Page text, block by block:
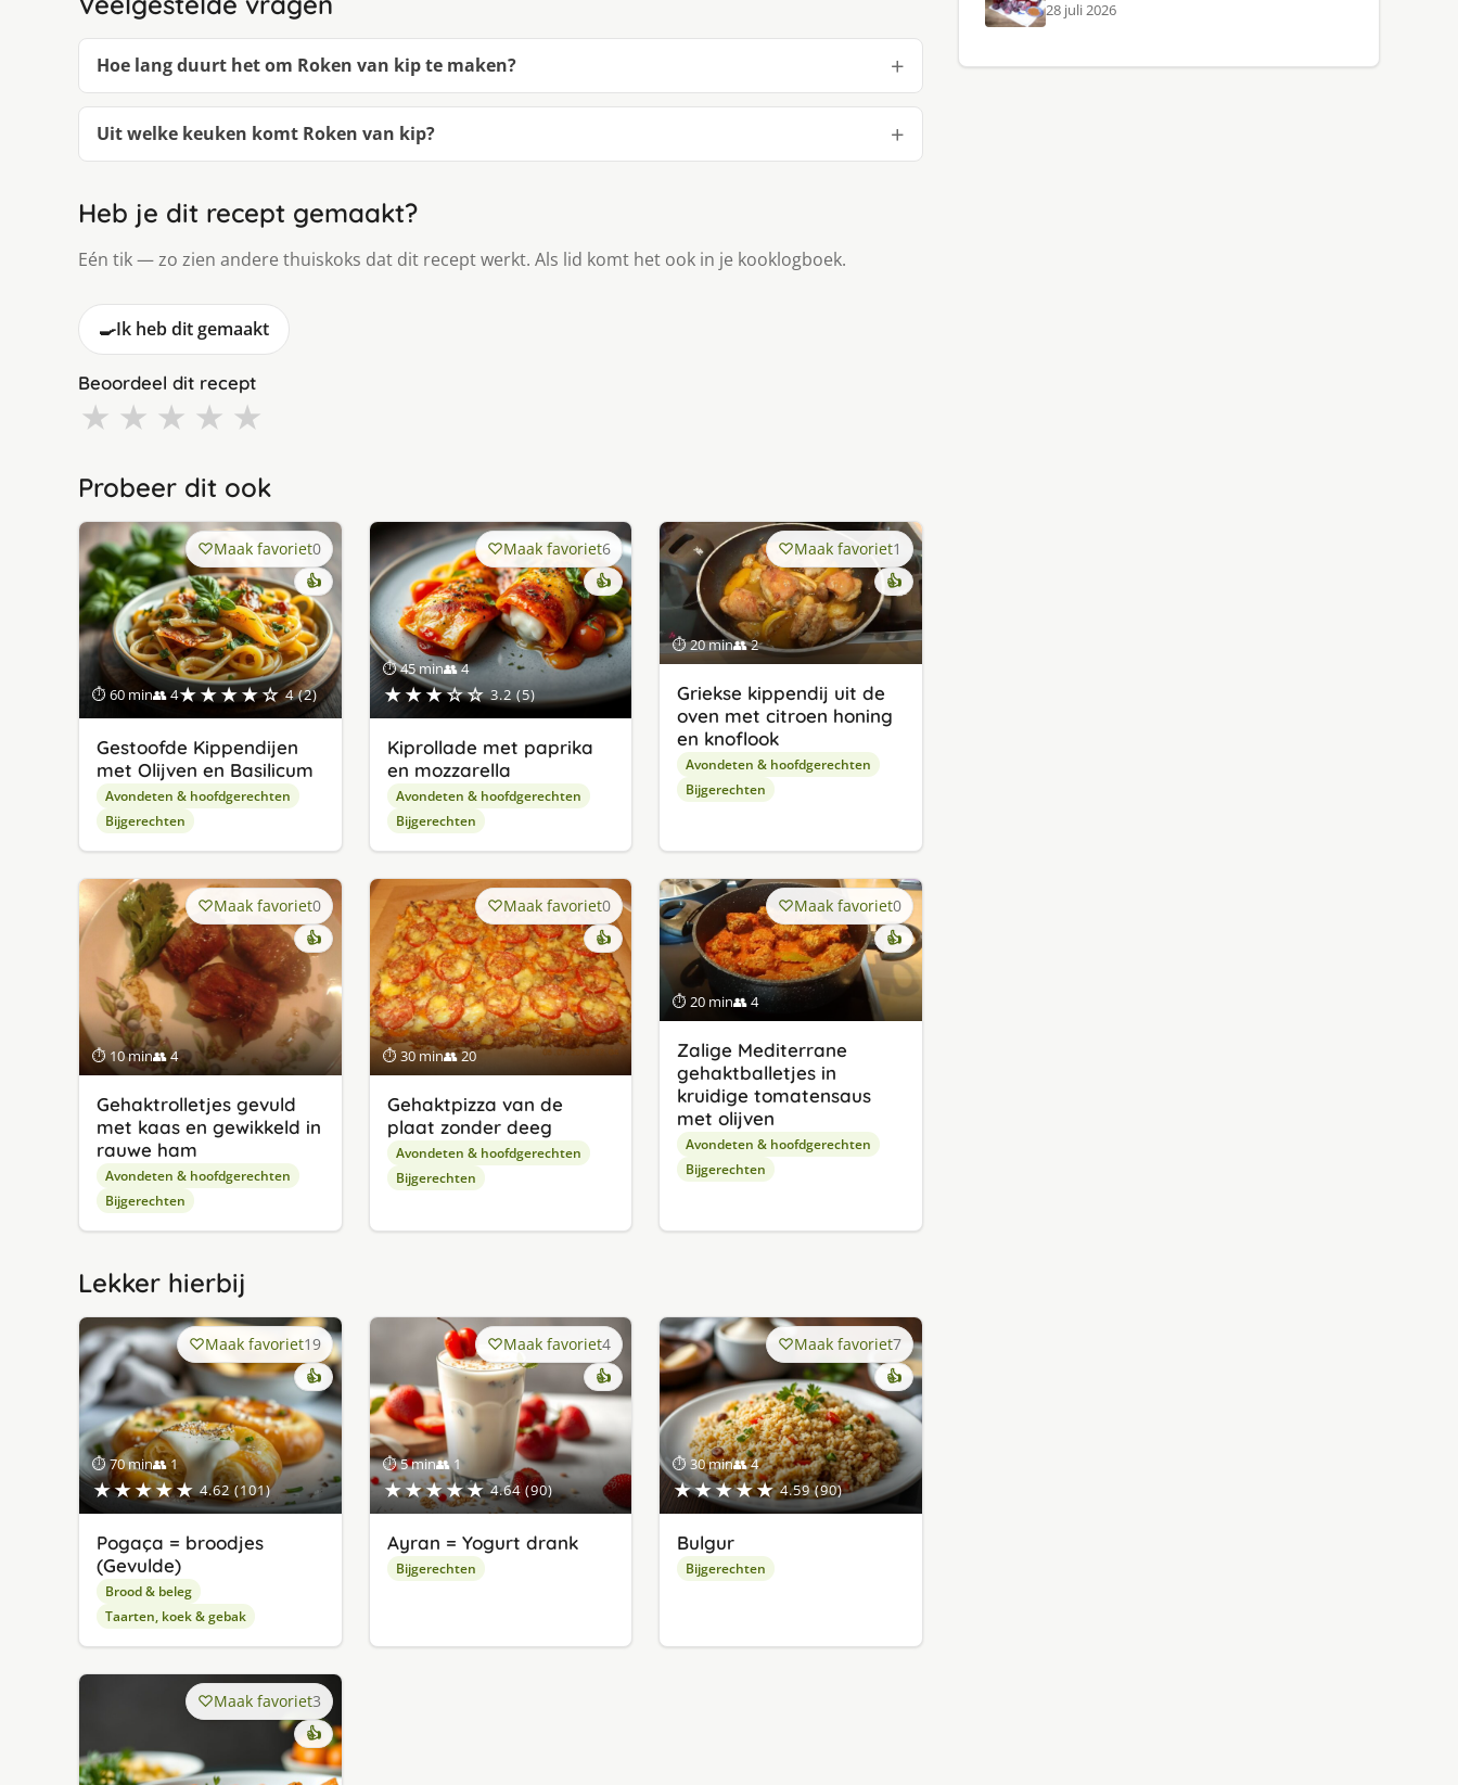
Hoe lang duurt het om Roken van kip te maken?
Uit welke keuken komt Roken van kip?
Heb je dit recept gemaakt?
Eén tik — zo zien andere thuiskoks dat dit recept werkt. Als lid komt het ook in je kooklogboek.
🍳Ik heb dit gemaakt
Beoordeel dit recept
★ ★ ★ ★ ★
Probeer dit ook
⏱ 60 min👥 4★★★★☆ 4 (2)
Maak favoriet0
👍
Gestoofde Kippendijen
met Olijven en Basilicum
Avondeten & hoofdgerechten
Bijgerechten
⏱ 45 min👥 4
★★★☆☆ 3.2 (5)
Maak favoriet6
👍
Kiprollade met paprika
en mozzarella
Avondeten & hoofdgerechten
Bijgerechten
⏱ 20 min👥 2
Maak favoriet1
👍
Griekse kippendij uit de
oven met citroen honing
en knoflook
Avondeten & hoofdgerechten
Bijgerechten
⏱ 10 min👥 4
Maak favoriet0
👍
Gehaktrolletjes gevuld
met kaas en gewikkeld in
rauwe ham
Avondeten & hoofdgerechten
Bijgerechten
⏱ 30 min👥 20
Maak favoriet0
👍
Gehaktpizza van de
plaat zonder deeg
Avondeten & hoofdgerechten
Bijgerechten
⏱ 20 min👥 4
Maak favoriet0
👍
Zalige Mediterrane
gehaktballetjes in
kruidige tomatensaus
met olijven
Avondeten & hoofdgerechten
Bijgerechten
Lekker hierbij
⏱ 70 min👥 1
★★★★★ 4.62 (101)
Maak favoriet19
👍
Pogaça = broodjes
(Gevulde)
Brood & beleg
Taarten, koek & gebak
⏱ 5 min👥 1
★★★★★ 4.64 (90)
Maak favoriet4
👍
Ayran = Yogurt drank
Bijgerechten
⏱ 30 min👥 4
★★★★★ 4.59 (90)
Maak favoriet7
👍
Bulgur
Bijgerechten
Maak favoriet3
👍
28 juli 2026